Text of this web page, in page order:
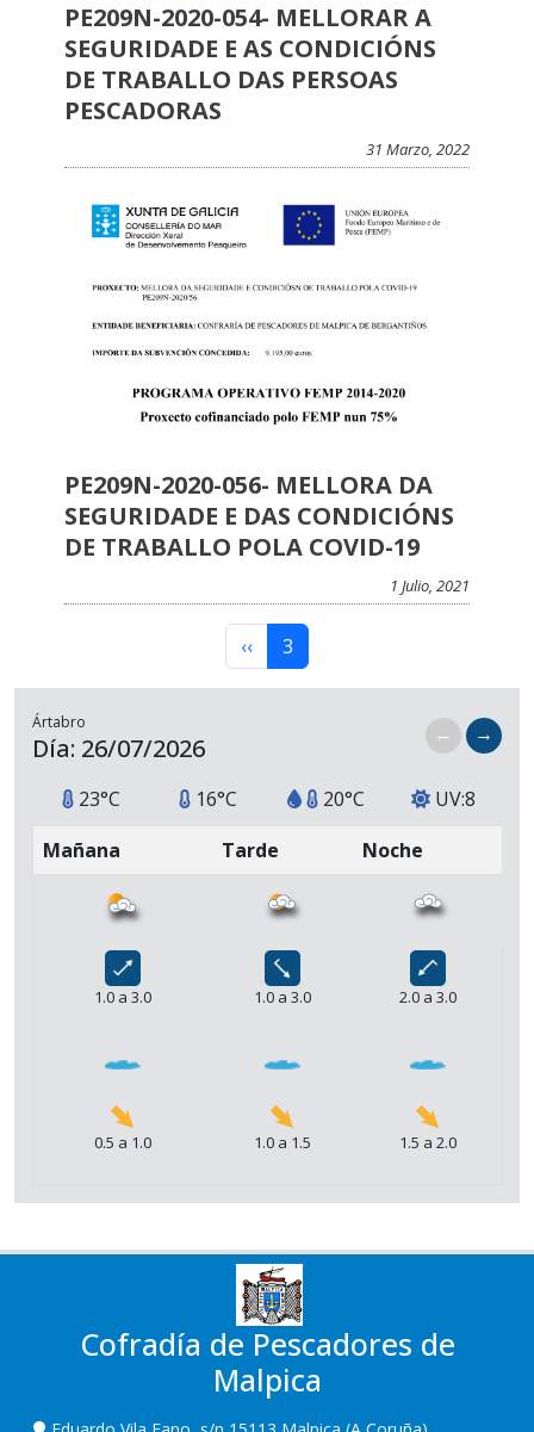
PE209N-2020-054- MELLORAR A
SEGURIDADE E AS CONDICIÓNS
DE TRABALLO DAS PERSOAS
PESCADORAS
31 Marzo, 2022
PE209N-2020-056- MELLORA DA
SEGURIDADE E DAS CONDICIÓNS
DE TRABALLO POLA COVID-19
1 Julio, 2021
Página anterior
‹‹ Página actual
3
← →
Ártabro
Día: 26/07/2026
23°C 16°C 20°C
UV:8
Mañana
Tarde Noche
1.0 a 3.0 1.0 a 3.0 2.0 a 3.0
0.5 a 1.0 1.0 a 1.5 1.5 a 2.0
Cofradía de Pescadores de
Malpica